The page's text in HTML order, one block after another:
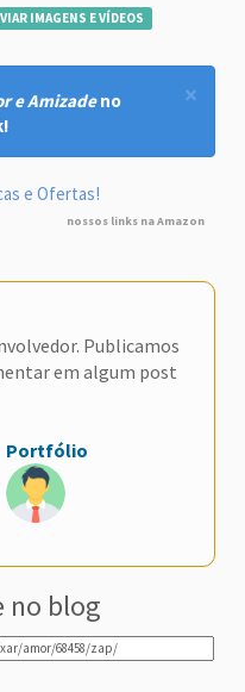
IMAGENS E VÍDEOS
×
e Amizadeno
e Ofertas!
nossos links na Amazon
Publicamos
em algum post
Portfólio
no blog